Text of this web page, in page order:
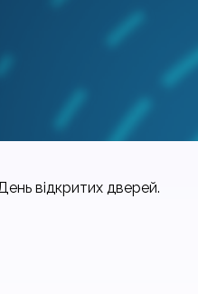
відкритих дверей.